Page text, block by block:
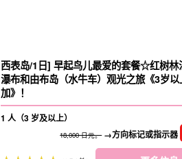
西表岛/1日] 早起鸟儿最爱的套餐☆红树林
瀑布和由布岛（水牛车）观光之旅《3岁
加》！
1 人（3 岁及以上）
18,000 日元。→方向标记或指示器